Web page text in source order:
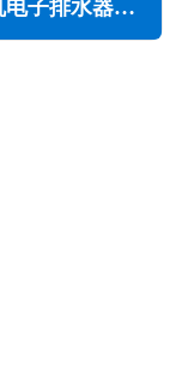
空压机电子排水器的安装与使用注意事项(详细罗列)